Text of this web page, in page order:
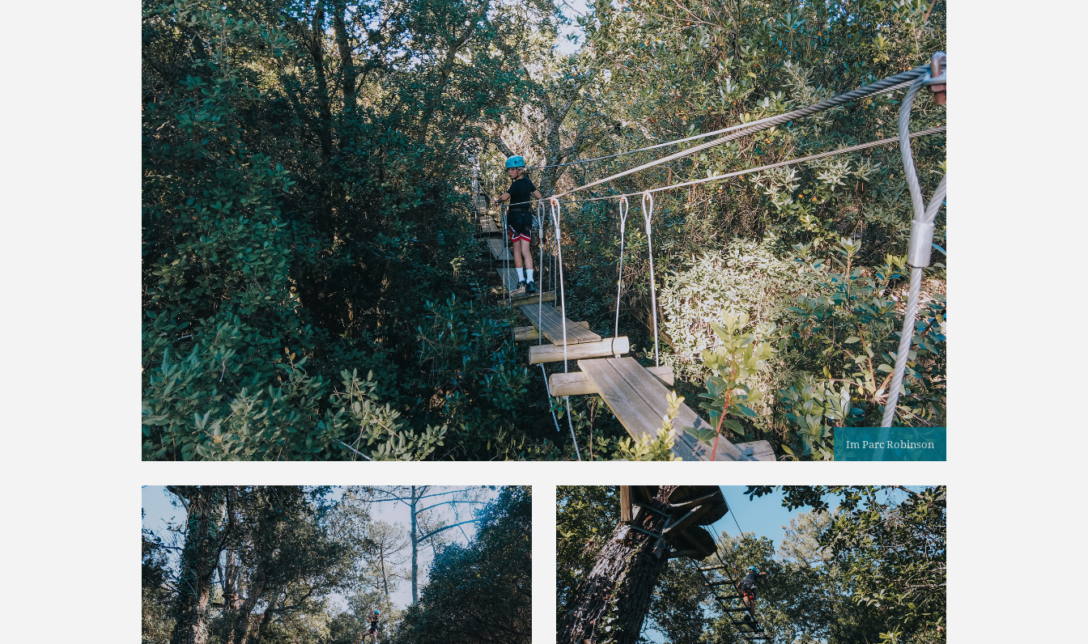
Im Parc Robinson